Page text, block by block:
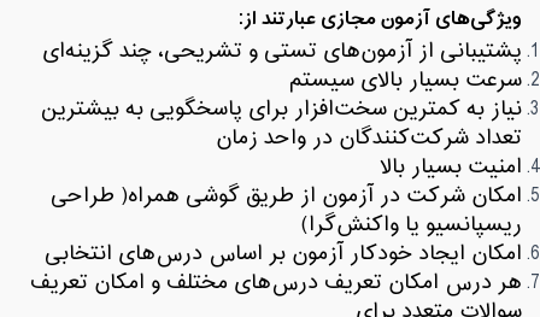
ویژگی‌هایآزمون مجازیعبارتند از:
پشتیبانی از آزمون‌های تستی و تشریحی، چند گزینه‌ای
سرعت بسیار بالای سیستم
نیاز به کمترین سخت‌افزار برای پاسخگویی به بیشترین
تعداد شرکت‌کنندگان در واحد زمان
امنیت بسیار بالا
امکان شرکت در آزمون از طریق گوشی همراه( طراحی
ریسپانسیو یا واکنش‌گرا)
امکان ایجاد خودکار آزمون بر اساس درس‌های انتخابی
هر درس امکان تعریف درس‌های مختلف و امکان تعریف